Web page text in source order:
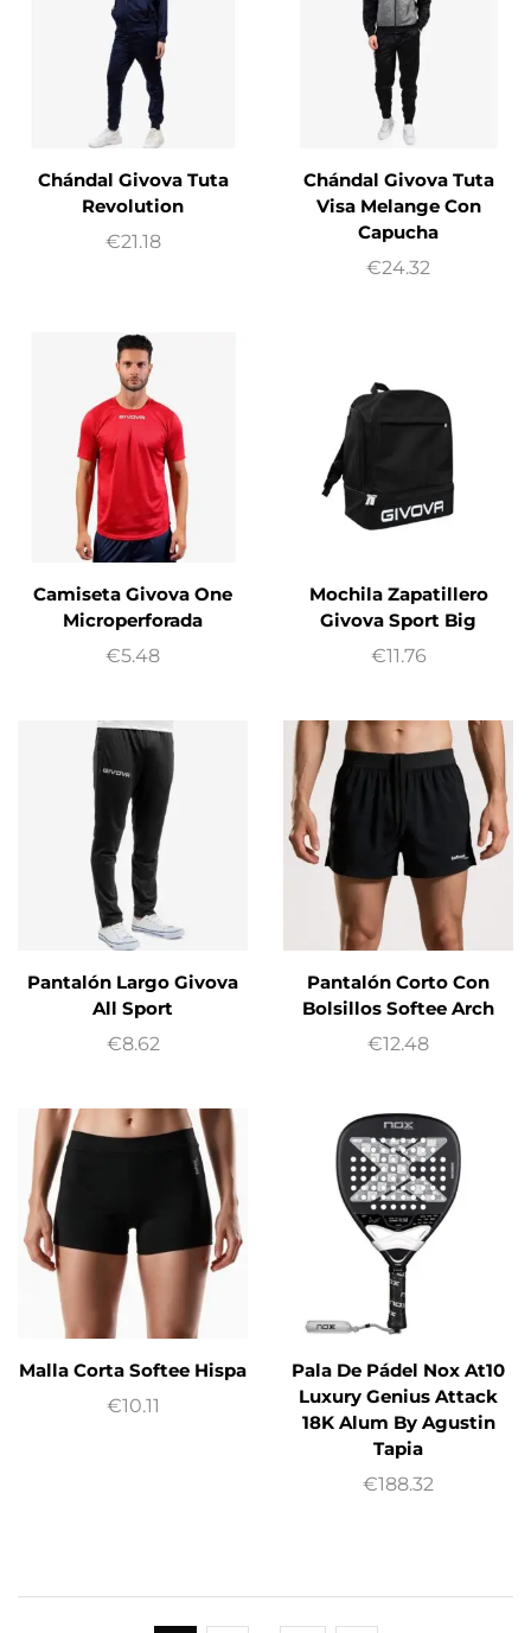
Chándal Givova Tuta
Revolution
€21.18
Chándal Givova Tuta
Visa Melange Con
Capucha
€24.32
Camiseta Givova One
Microperforada
€5.48
Mochila Zapatillero
Givova Sport Big
€11.76
Pantalón Largo Givova
All Sport
€8.62
Pantalón Corto Con
Bolsillos Softee Arch
€12.48
Malla Corta Softee Hispa
€10.11
Pala De Pádel Nox At10
Luxury Genius Attack
18K Alum By Agustin
Tapia
€188.32